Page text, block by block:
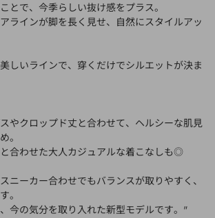
とで、今季らしい抜け感をプラス。
ラインが脚を長く見せ、自然にスタイルアッ
しいラインで、穿くだけでシルエットが決ま
やクロップド丈と合わせて、ヘルシーな肌見
。
合わせた大人カジュアルな着こなしも◎
ニーカー合わせでもバランスが取りやすく、
。
今の気分を取り入れた新型モデルです。"